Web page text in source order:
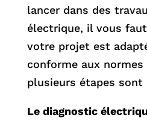
lancer dans des
électrique, il vous
votre projet est
conforme aux normes
plusieurs étapes sont
Le diagnostic